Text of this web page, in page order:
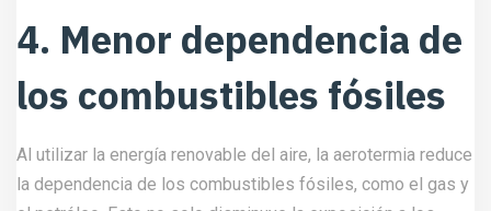
4. Menor dependencia de
los combustibles fósiles
Al utilizar la energía renovable del aire, la aerotermia reduce
la dependencia de los combustibles fósiles, como el gas y